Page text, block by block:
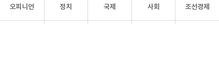
오피니언 정치 국제 사회 조선경제